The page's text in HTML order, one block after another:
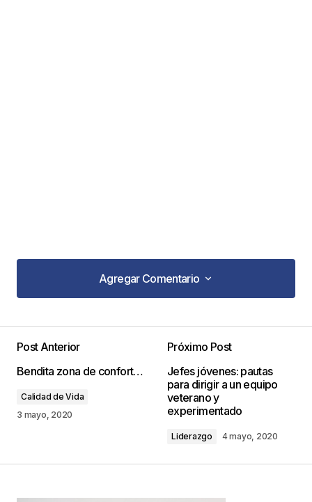
Agregar Comentario
Agregar Comentario
publicada. Los campos obligatorios están
Post Anterior
Bendita zona de confort…
Calidad de Vida
3 mayo, 2020
Próximo Post
Jefes jóvenes: pautas
para dirigir a un equipo
veterano y
experimentado
Liderazgo 4 mayo, 2020